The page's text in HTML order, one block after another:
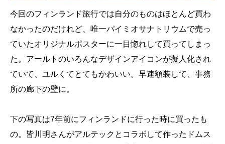
今回のフィンランド旅行では自分のものはほとんど買わ
なかったのだけれど、唯一パイミオサナトリウムで売っ
ていたオリジナルポスターに一目惚れして買ってしまっ
た。アールトのいろんなデザインアイコンが擬人化され
ていて、ユルくてとてもかわいい。早速額装して、事務
所の廊下の壁に。
下の写真は7年前にフィンランドに行った時に買ったも
の。皆川明さんがアルテックとコラボして作ったドムス